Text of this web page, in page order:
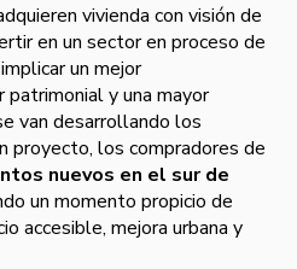
vivienda con visión de
en un sector en proceso de
un mejor
y una mayor
van desarrollando los
proyecto, los compradores de
nuevos en el sur de
un momento propicio de
accesible, mejora urbana y